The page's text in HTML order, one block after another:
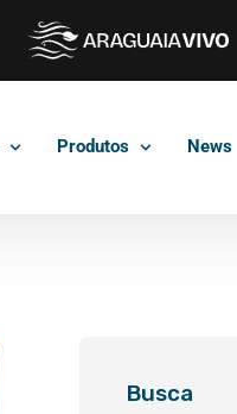
Produtos News
Busca